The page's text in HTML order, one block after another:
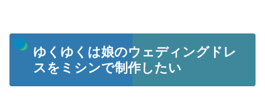
ゆくゆくは娘のウェディングドレ
スをミシンで制作したい